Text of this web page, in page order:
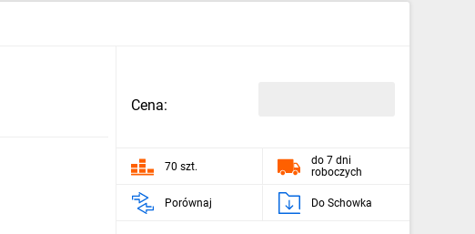
Cena:
70 szt.
do 7 dni
roboczych
Porównaj Do Schowka